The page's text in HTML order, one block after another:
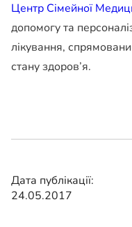
Центр Сімейної
допомогу та
лікування,
стану здоров’я.
Дата публікації:
24.05.2017